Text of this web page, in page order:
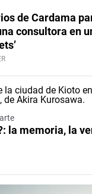
de Cardama
consultora en
la memoria, la